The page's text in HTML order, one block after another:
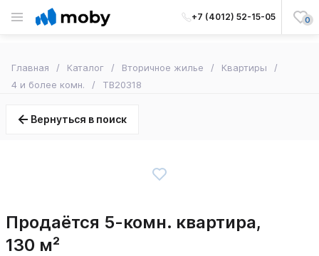
+7 (4012) 52-15-05 0
Главная Каталог Вторичное жилье
Квартиры
4 и более комн.
TB20318
Вернуться в поиск
Продаётся 5-комн. квартира,
130 м²